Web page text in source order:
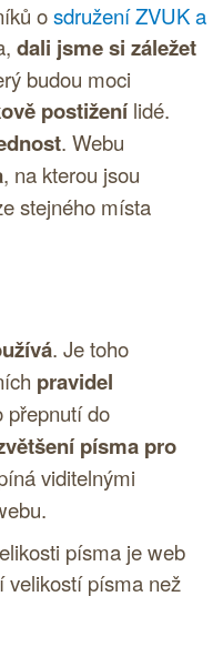
osdružení ZVUK a
dali jsme si záležet
budou moci
postiženílidé.
. Webu
, na kterou jsou
stejného místa
. Je toho
pravidel
přepnutí do
písma pro
viditelnými
písma je web
velikostí písma než